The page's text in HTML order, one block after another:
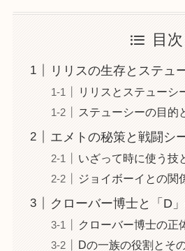
目次
リリスの生存とステュ
リリスとステューシ
ステューシーの目的
エメトの秘策と戦闘シ
いざって時に使う技
ジョイボーイとの関
クローバー博士と「D
クローバー博士の正
Dの一族の役割とそ